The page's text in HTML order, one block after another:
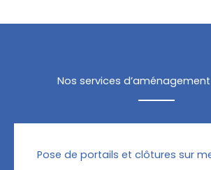
Nos services
Pose de portails et clôtures sur